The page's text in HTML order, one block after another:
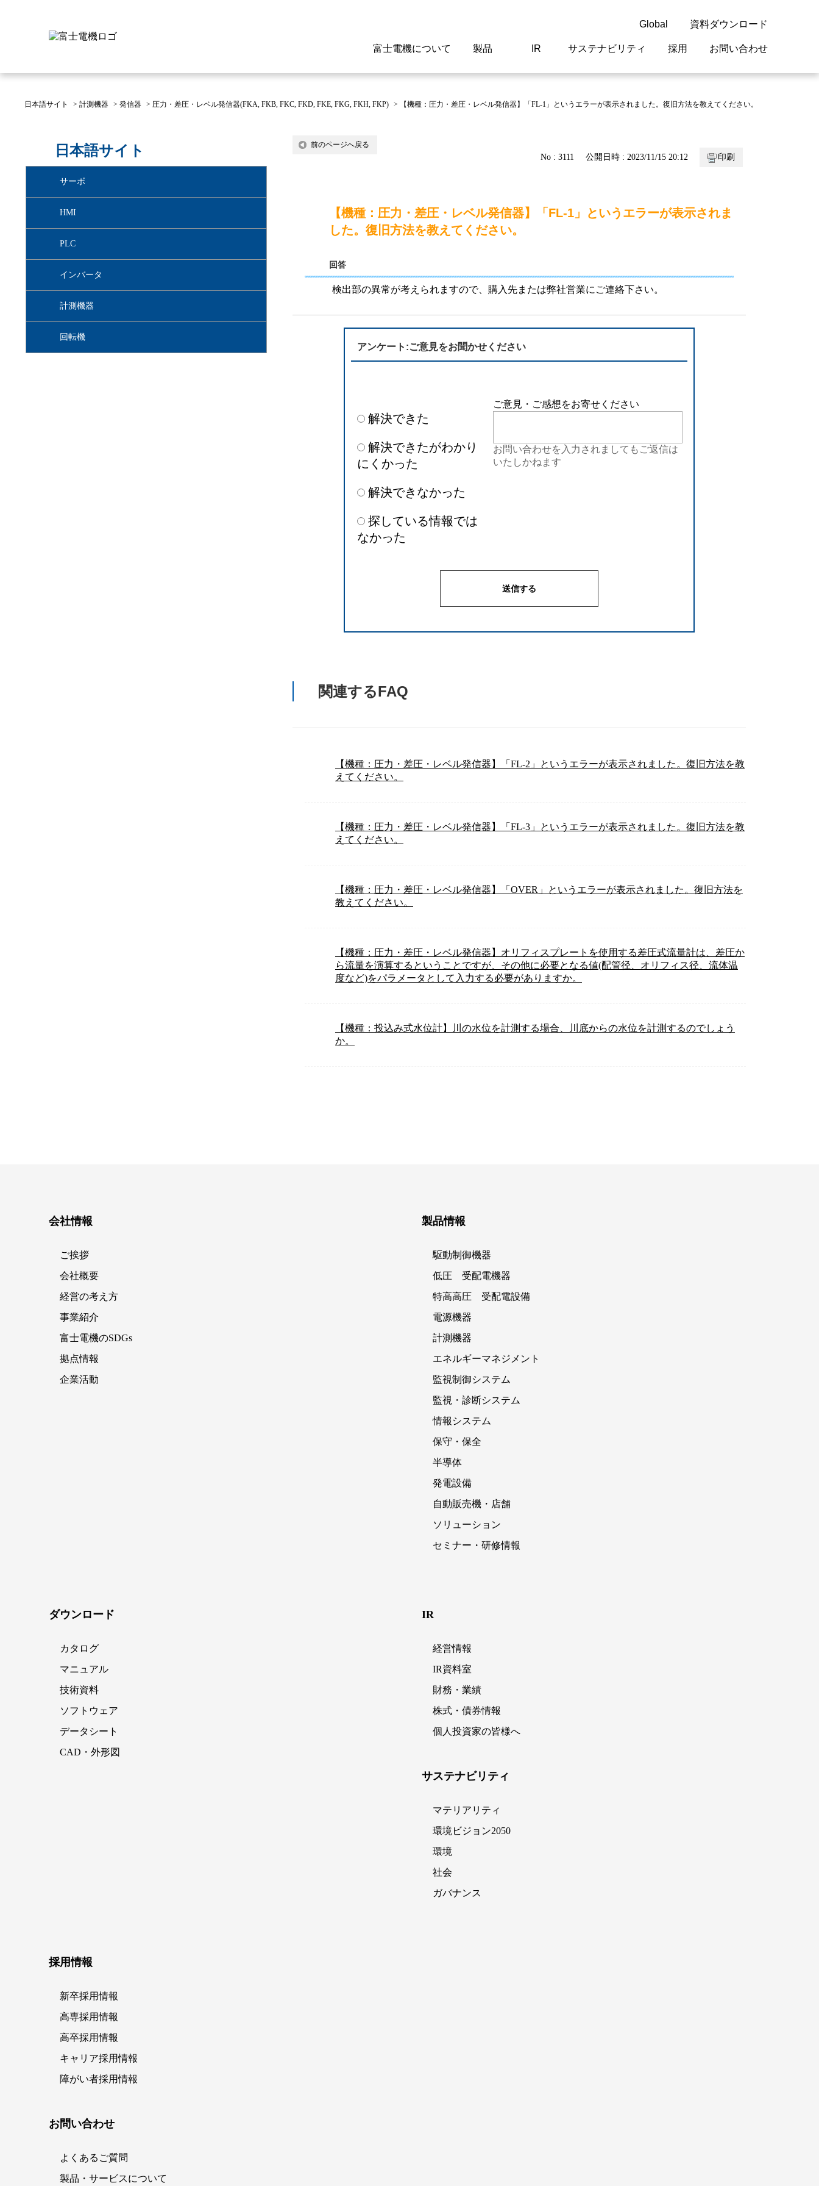
Global
閉じる
資料ダウンロード
富士電機について
富士電機についてのトップ
へ
ご挨拶
企業活動
製品
駆動制御機器
監視制御システム
半導体 発電設備
自動販売機・店舗 ソリューション
セミナー・研修情報
IR
株主・投資家情報のトップ
へ
経営情報
サステナビリティ
サステナビリティのトップ
へ
マテリアリティ
採用
新卒採用情報
お問い合わせ
よくあるご質問
日本語サイト > 計測機器 > 発信器 > 圧力・差圧・レベル発信器(FKA, FKB, FKC, FKD, FKE, FKG, FKH, FKP) > 【機種：圧力・差圧・レベル発信器】「FL-1」というエラーが表示されました。復旧方法を教えてください。
日本語サイト
サーボ
HMI
PLC
インバータ
計測機器
回転機
前のページへ戻る
No : 3111 公開日時 : 2023/11/15 20:12 印刷
【機種：圧力・差圧・レベル発信器】「FL-1」というエラーが表示されま
した。復旧方法を教えてください。
回答
検出部の異常が考えられますので、購入先または弊社営業にご連絡下さい。
アンケート:ご意見をお聞かせください
解決できた
解決できたがわかり
にくかった
解決できなかった
探している情報では
なかった
ご意見・ご感想をお寄せください
お問い合わせを入力されましてもご返信は
いたしかねます
関連するFAQ
【機種：圧力・差圧・レベル発信器】「FL-2」というエラーが表示されました。復旧方法を教
えてください。
【機種：圧力・差圧・レベル発信器】「FL-3」というエラーが表示されました。復旧方法を教
えてください。
【機種：圧力・差圧・レベル発信器】「OVER」というエラーが表示されました。復旧方法を
教えてください。
【機種：圧力・差圧・レベル発信器】オリフィスプレートを使用する差圧式流量計は、差圧か
ら流量を演算するということですが、その他に必要となる値(配管径、オリフィス径、流体温
度など)をパラメータとして入力する必要がありますか。
【機種：投込み式水位計】川の水位を計測する場合、川底からの水位を計測するのでしょう
か。
会社情報
ご挨拶
会社概要
経営の考え方
事業紹介
富士電機のSDGs
拠点情報
企業活動
製品情報
駆動制御機器
低圧 受配電機器
特高高圧 受配電設備
電源機器
計測機器
エネルギーマネジメント
監視制御システム
監視・診断システム
情報システム
保守・保全
半導体
発電設備
自動販売機・店舗
ソリューション
セミナー・研修情報
ダウンロード
カタログ
マニュアル
技術資料
ソフトウェア
データシート
CAD・外形図
IR
経営情報
IR資料室
財務・業績
株式・債券情報
個人投資家の皆様へ
サステナビリティ
マテリアリティ
環境ビジョン2050
環境
社会
ガバナンス
採用情報
新卒採用情報
高専採用情報
高卒採用情報
キャリア採用情報
障がい者採用情報
お問い合わせ
よくあるご質問
製品・サービスについて